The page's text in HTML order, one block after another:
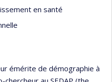
en santé
émérite de démographie à